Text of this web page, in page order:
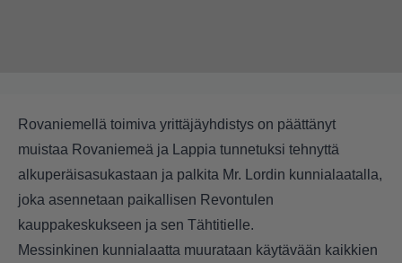
Rovaniemellä toimiva yrittäjäyhdistys on päättänyt
muistaa Rovaniemeä ja Lappia tunnetuksi tehnyttä
alkuperäisasukastaan ja palkita Mr. Lordin kunnialaatalla,
joka asennetaan paikallisen Revontulen
kauppakeskukseen ja sen Tähtitielle.
Messinkinen kunnialaatta muurataan käytävään kaikkien